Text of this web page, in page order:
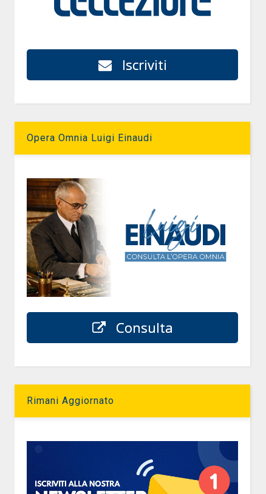
Iscriviti
Opera Omnia Luigi Einaudi
Consulta
Rimani Aggiornato